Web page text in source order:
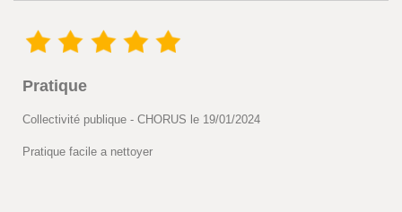
Pratique
Collectivité publique - CHORUS le 19/01/2024
Pratique facile a nettoyer